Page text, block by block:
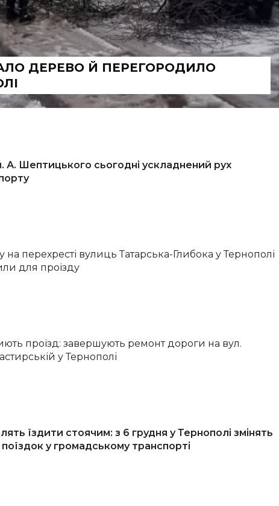
ДЕРЕВО Й ПЕРЕГОРОДИЛО
А. Шептицького сьогодні ускладнений рух
на перехресті вулиць Татарська-Глибока у Тернополі
для проїзду
проїзд: завершують ремонт дороги на вул.
у Тернополі
їздити стоячим: з 6 грудня у Тернополі змінять
у громадському транспорті